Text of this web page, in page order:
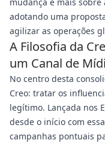
adotando uma
agilizar as operações
A Filosofia da
um Canal de
No centro desta
Creo: tratar os
legítimo. Lançada nos
desde o início com
campanhas pontuais